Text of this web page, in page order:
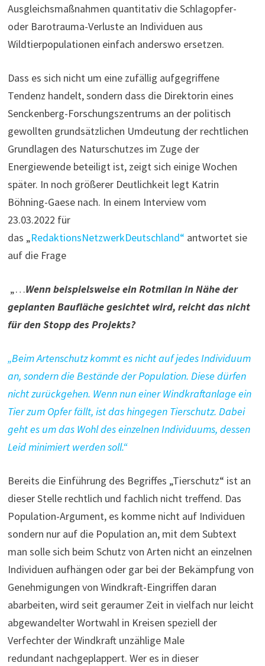
Ausgleichsmaßnahmen quantitativ die Schlagopfer-
oder Barotrauma-Verluste an Individuen aus
Wildtierpopulationen einfach anderswo ersetzen.
Dass es sich nicht um eine zufällig aufgegriffene
Tendenz handelt, sondern dass die Direktorin eines
Senckenberg-Forschungszentrums an der politisch
gewollten grundsätzlichen Umdeutung der rechtlichen
Grundlagen des Naturschutzes im Zuge der
Energiewende beteiligt ist, zeigt sich einige Wochen
später. In noch größerer Deutlichkeit legt Katrin
Böhning-Gaese nach. In einem Interview vom
23.03.2022 für
das „RedaktionsNetzwerkDeutschland“ antwortet sie
auf die Frage
„…Wenn beispielsweise ein Rotmilan in Nähe der
geplanten Baufläche gesichtet wird, reicht das nicht
für den Stopp des Projekts?
„Beim Artenschutz kommt es nicht auf jedes Individuum
an, sondern die Bestände der Population. Diese dürfen
nicht zurückgehen. Wenn nun einer Windkraftanlage ein
Tier zum Opfer fällt, ist das hingegen Tierschutz. Dabei
geht es um das Wohl des einzelnen Individuums, dessen
Leid minimiert werden soll.“
Bereits die Einführung des Begriffes „Tierschutz“ ist an
dieser Stelle rechtlich und fachlich nicht treffend. Das
Population-Argument, es komme nicht auf Individuen
sondern nur auf die Population an, mit dem Subtext
man solle sich beim Schutz von Arten nicht an einzelnen
Individuen aufhängen oder gar bei der Bekämpfung von
Genehmigungen von Windkraft-Eingriffen daran
abarbeiten, wird seit geraumer Zeit in vielfach nur leicht
abgewandelter Wortwahl in Kreisen speziell der
Verfechter der Windkraft unzählige Male
redundant nachgeplappert. Wer es in dieser